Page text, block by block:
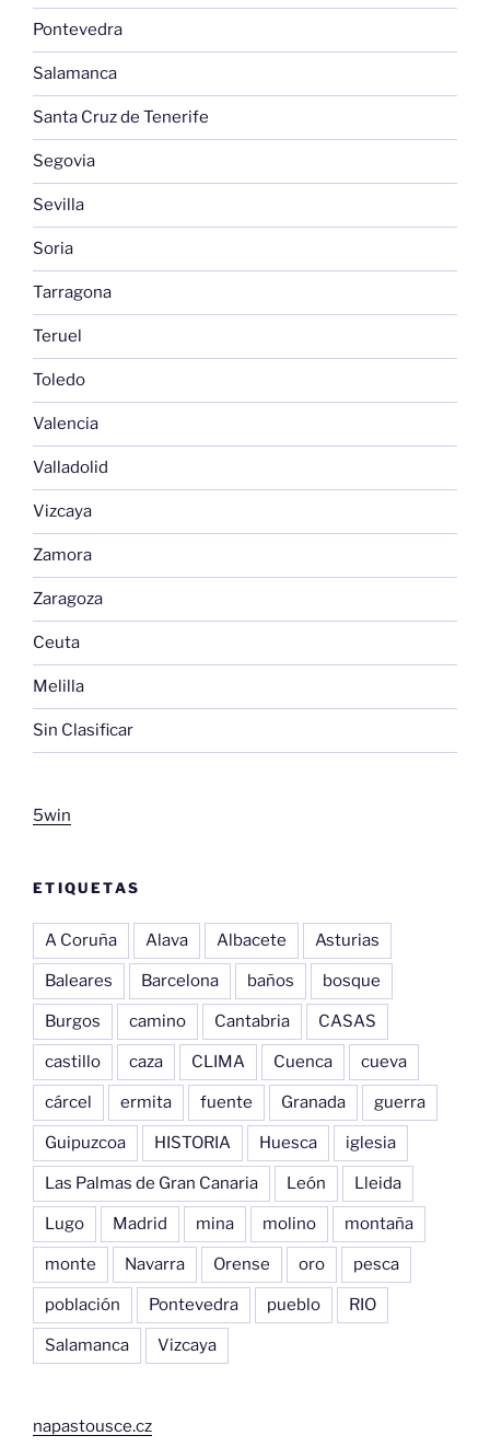
Pontevedra
Salamanca
Santa Cruz de Tenerife
Segovia
Sevilla
Soria
Tarragona
Teruel
Toledo
Valencia
Valladolid
Vizcaya
Zamora
Zaragoza
Ceuta
Melilla
Sin Clasificar
5win
ETIQUETAS
A Coruña Alava Albacete Asturias
Baleares Barcelona baños bosque
Burgos camino Cantabria CASAS
castillo caza CLIMA Cuenca cueva
cárcel ermita fuente Granada guerra
Guipuzcoa HISTORIA Huesca iglesia
Las Palmas de Gran Canaria León Lleida
Lugo Madrid mina molino montaña
monte Navarra Orense oro pesca
población Pontevedra pueblo RIO
Salamanca Vizcaya
napastousce.cz